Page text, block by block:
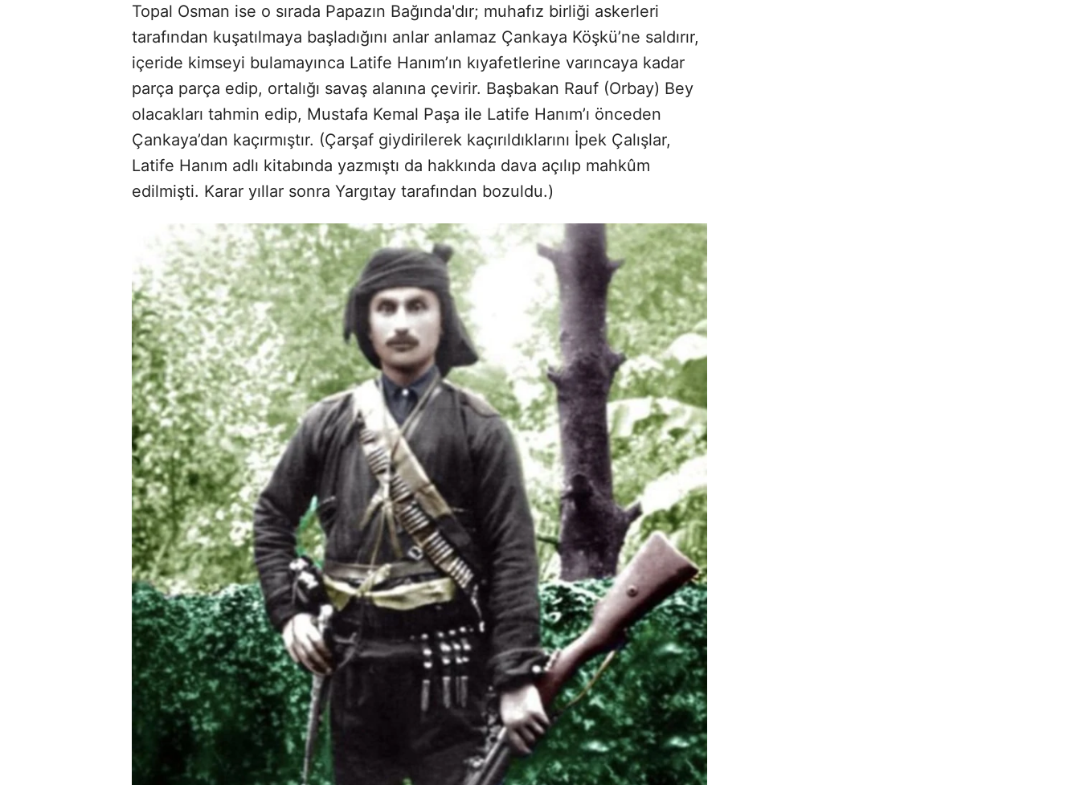
Topal Osman ise o sırada Papazın Bağında'dır; muhafız birliği askerleri
tarafından kuşatılmaya başladığını anlar anlamaz Çankaya Köşkü’ne saldırır,
içeride kimseyi bulamayınca Latife Hanım’ın kıyafetlerine varıncaya kadar
parça parça edip, ortalığı savaş alanına çevirir. Başbakan Rauf (Orbay) Bey
olacakları tahmin edip, Mustafa Kemal Paşa ile Latife Hanım’ı önceden
Çankaya’dan kaçırmıştır. (Çarşaf giydirilerek kaçırıldıklarını İpek Çalışlar,
Latife Hanım adlı kitabında yazmıştı da hakkında dava açılıp mahkûm
edilmişti. Karar yıllar sonra Yargıtay tarafından bozuldu.)